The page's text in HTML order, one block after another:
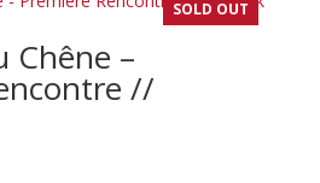
SOLD OUT
Chêne –
//